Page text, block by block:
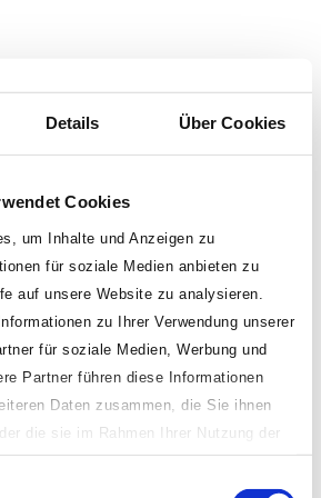
Details Über Cookies
Cookies
um Inhalte und Anzeigen zu
für soziale Medien anbieten zu
auf unsere Website zu analysieren.
zu Ihrer Verwendung unserer
für soziale Medien, Werbung und
Partner führen diese Informationen
Daten zusammen, die Sie ihnen
die sie im Rahmen Ihrer Nutzung der
zulassen“ klicken, stimmen Sie